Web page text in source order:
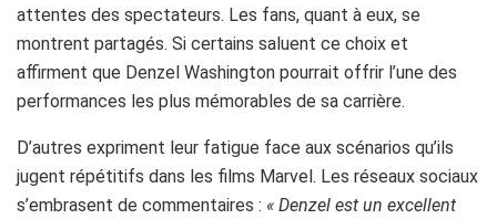
attentes des spectateurs. Les fans, quant à eux, se
montrent partagés. Si certains saluent ce choix et
affirment que Denzel Washington pourrait offrir l’une des
performances les plus mémorables de sa carrière.
D’autres expriment leur fatigue face aux scénarios qu’ils
jugent répétitifs dans les films Marvel. Les réseaux sociaux
s’embrasent de commentaires : « Denzel est un excellent